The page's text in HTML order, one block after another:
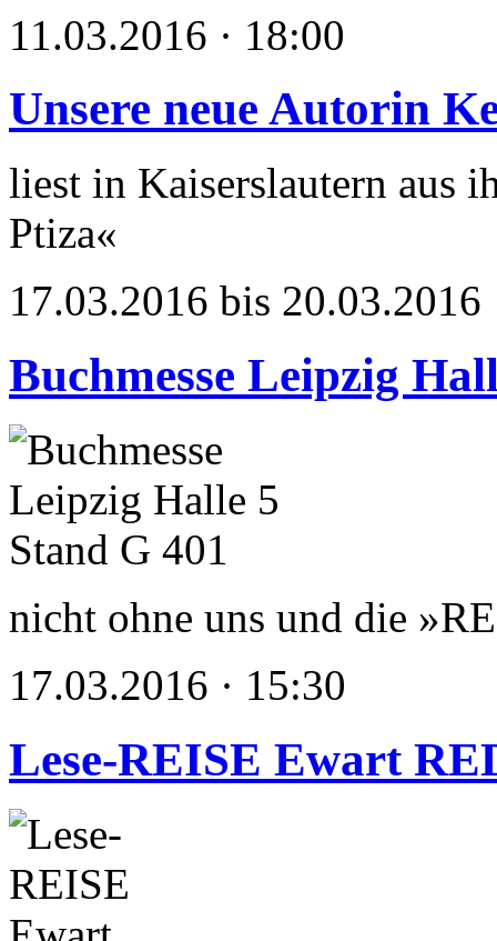
11.03.2016 · 18:00
Unsere neue Autorin
liest in Kaiserslautern aus
Ptiza«
17.03.2016 bis 20.03.2016
Buchmesse Leipzig
nicht ohne uns und die
17.03.2016 · 15:30
Lese-REISE Ewart